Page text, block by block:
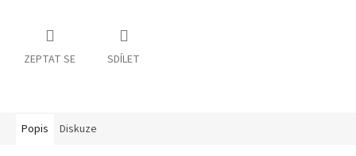
ZEPTAT SE SDÍLET
Popis Diskuze